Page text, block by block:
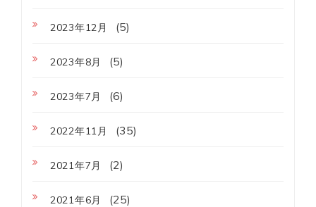
2023年12月 (5)
2023年8月 (5)
2023年7月 (6)
2022年11月 (35)
2021年7月 (2)
2021年6月 (25)